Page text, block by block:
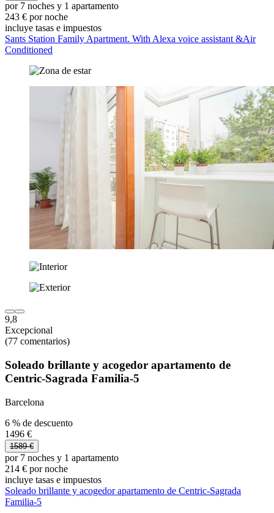
por 7 noches y 1 apartamento
243 € por noche
incluye tasas e impuestos
Sants Station Family Apartment. With Alexa voice assistant &Air
Conditioned
9,8
Excepcional
(77 comentarios)
Soleado brillante y acogedor apartamento de
Centric-Sagrada Familia-5
Barcelona
6 % de descuento
1496 €
1589 €
por 7 noches y 1 apartamento
214 € por noche
incluye tasas e impuestos
Soleado brillante y acogedor apartamento de Centric-Sagrada
Familia-5